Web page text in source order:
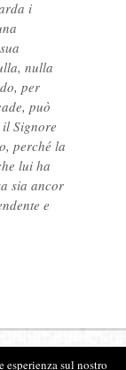
i
nulla
per
può
Signore
perché la
lui ha
sia ancor
e
sul nostro